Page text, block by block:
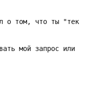
том, что ты
мой запрос или